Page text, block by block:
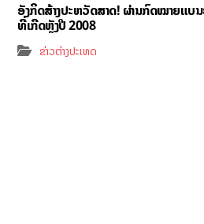
ອັງກິດສ້າງປະຫວັດສາດ! ຜ່ານກົດໝາຍແ
ທີ່ເກີດຫຼັງປີ 2008
ຂ່າວຕ່າງປະເທດ